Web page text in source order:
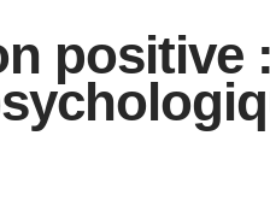
positive